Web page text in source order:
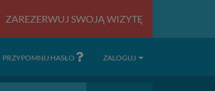
ZAREZERWUJ SWOJĄ WIZYTĘ
PRZYPOMNIJ HASŁO ZALOGUJ